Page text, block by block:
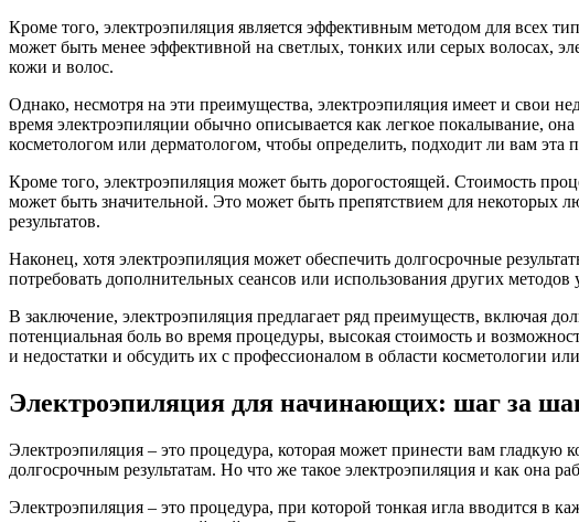
Кроме того, электроэпиляция является эффективным методом для всех
может быть менее эффективной на светлых, тонких или серых волосах,
кожи и волос.
Однако, несмотря на эти преимущества, электроэпиляция имеет и свои
время электроэпиляции обычно описывается как легкое покалывание,
косметологом или дерматологом, чтобы определить, подходит ли вам эта
Кроме того, электроэпиляция может быть дорогостоящей. Стоимость
может быть значительной. Это может быть препятствием для некоторых
результатов.
Наконец, хотя электроэпиляция может обеспечить долгосрочные
потребовать дополнительных сеансов или использования других
В заключение, электроэпиляция предлагает ряд преимуществ, включая
потенциальная боль во время процедуры, высокая стоимость и
и недостатки и обсудить их с профессионалом в области косметологии
Электроэпиляция для начинающих: шаг за
Электроэпиляция – это процедура, которая может принести вам гладкую
долгосрочным результатам. Но что же такое электроэпиляция и как она
Электроэпиляция – это процедура, при которой тонкая игла вводится в